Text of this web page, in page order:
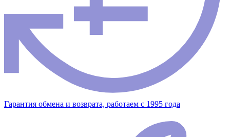
Гарантия обмена и возврата, работаем с 1995 года